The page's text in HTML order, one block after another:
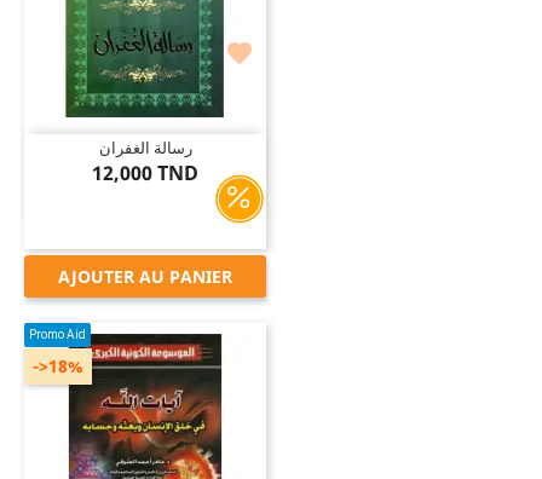

رسالة الغفران
12,000 TND
AJOUTER AU PANIER
Promo Aid
->18%